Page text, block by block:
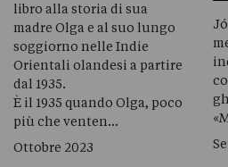
libro alla storia di sua
madre Olga e al suo lungo
soggiorno nelle Indie
Orientali olandesi a partire
dal 1935.
È il 1935 quando Olga, poco
più che venten…
Ottobre 2023